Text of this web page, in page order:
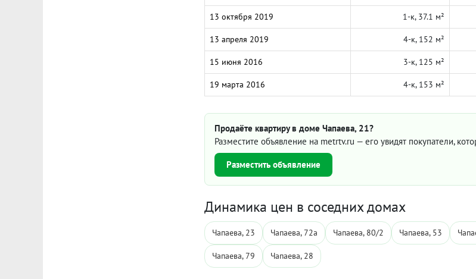
13 октября 2019 1-к, 37.1 м²
13 апреля 2019 4-к, 152 м²
15 июня 2016 3-к, 125 м²
19 марта 2016 4-к, 153 м²
Продаёте квартиру в доме Чапаева, 21?
Разместите объявление на metrtv.ru — его увидят покупатели,
Разместить объявление
Динамика цен в соседних домах
Чапаева, 23 Чапаева, 72а Чапаева, 80/2 Чапаева, 53
Чапаева, 79 Чапаева, 28